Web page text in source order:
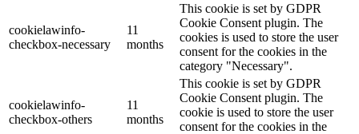
cookielawinfo-
checkbox-necessary
11
months
This cookie is set by GDPR
Cookie Consent plugin. The
cookies is used to store the user
consent for the cookies in the
category "Necessary".
cookielawinfo-
checkbox-others
11
months
This cookie is set by GDPR
Cookie Consent plugin. The
cookie is used to store the user
consent for the cookies in the